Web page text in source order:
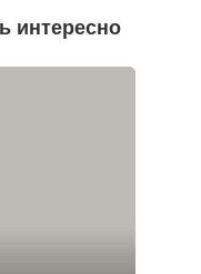
интересно